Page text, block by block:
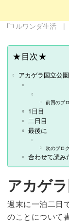
ルワンダ生活 |
★目次★
アカゲラ国立公園
前回のブ
1日目
二日目
最後に
次のブロ
合わせて読み
アカゲ
週末に一泊二日
のことについて